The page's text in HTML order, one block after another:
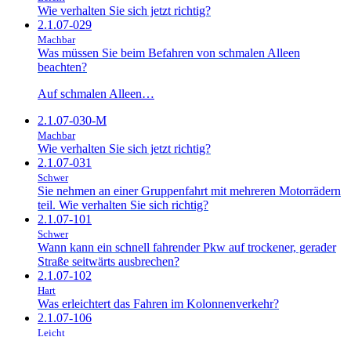
Wie verhalten Sie sich jetzt richtig?
2.1.07-029
Machbar
Was müssen Sie beim Befahren von schmalen Alleen
beachten?
Auf schmalen Alleen…
2.1.07-030-M
Machbar
Wie verhalten Sie sich jetzt richtig?
2.1.07-031
Schwer
Sie nehmen an einer Gruppenfahrt mit mehreren Motorrädern
teil. Wie verhalten Sie sich richtig?
2.1.07-101
Schwer
Wann kann ein schnell fahrender Pkw auf trockener, gerader
Straße seitwärts ausbrechen?
2.1.07-102
Hart
Was erleichtert das Fahren im Kolonnenverkehr?
2.1.07-106
Leicht